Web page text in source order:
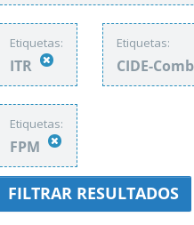
Etiquetas:
ITR
Etiquetas:
CIDE-
Etiquetas:
FPM
FILTRAR RESULTADOS